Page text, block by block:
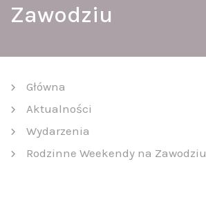
Zawodziu
Główna
Aktualności
Wydarzenia
Rodzinne Weekendy na Zawodziu